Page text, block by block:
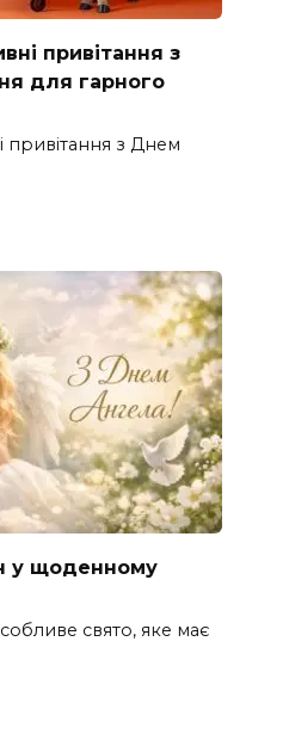
привітання з
для гарного
привітання з Днем
у щоденному
свято, яке має